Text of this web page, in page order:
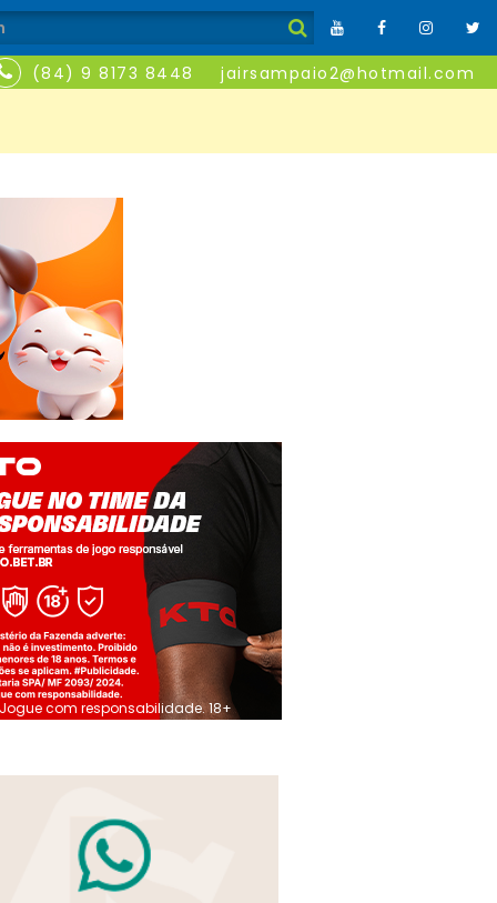
(84) 9 8173 8448 jairsampaio2@hotmail.com
Jogue com responsabilidade. 18+